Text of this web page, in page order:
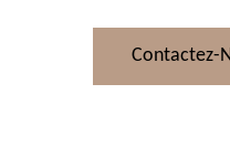
Contactez-